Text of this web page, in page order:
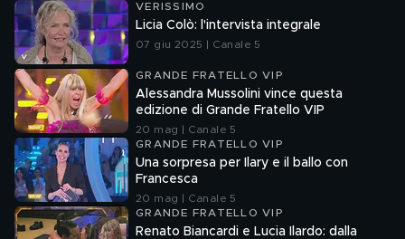
VERISSIMO
Licia Colò: l'intervista integrale
07 giu 2025 | Canale 5
GRANDE FRATELLO VIP
Alessandra Mussolini vince questa
edizione di Grande Fratello VIP
20 mag | Canale 5
GRANDE FRATELLO VIP
Una sorpresa per Ilary e il ballo con
Francesca
20 mag | Canale 5
GRANDE FRATELLO VIP
Renato Biancardi e Lucia Ilardo: dalla